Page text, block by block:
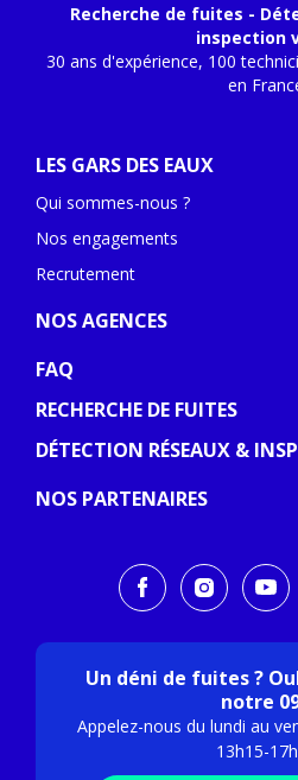
Recherche de fuites -
inspection
30 ans d'expérience, 100
en
LES GARS DES EAUX
Qui sommes-nous ?
Nos engagements
Recrutement
NOS AGENCES
FAQ
RECHERCHE DE FUITES
DÉTECTION RÉSEAUX &
NOS PARTENAIRES
Un déni de fuites ?
notre
Appelez-nous du lundi au
13h15-